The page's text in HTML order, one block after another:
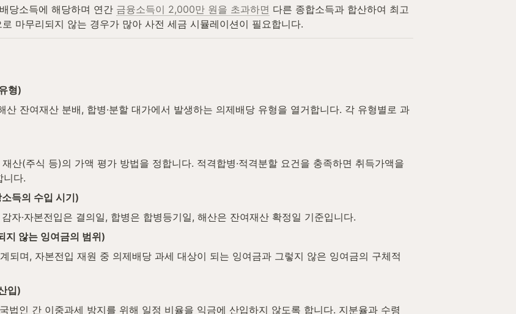
당소득에 해당하며 연간 금융소득이 2,000만 원을 초과하면 다른 종합소득과 합산하여 최고
마무리되지 않는 경우가 많아 사전 세금 시뮬레이션이 필요합니다.
형)
잔여재산 분배, 합병·분할 대가에서 발생하는 의제배당 유형을 열거합니다. 각 유형별로 과
산(주식 등)의 가액 평가 방법을 정합니다. 적격합병·적격분할 요건을 충족하면 취득가액을
니다.
득의 수입 시기)
자·자본전입은 결의일, 합병은 합병등기일, 해산은 잔여재산 확정일 기준입니다.
지 않는 잉여금의 범위)
되며, 자본전입 재원 중 의제배당 과세 대상이 되는 잉여금과 그렇지 않은 잉여금의 구체적
입)
법인 간 이중과세 방지를 위해 일정 비율을 익금에 산입하지 않도록 합니다. 지분율과 수령